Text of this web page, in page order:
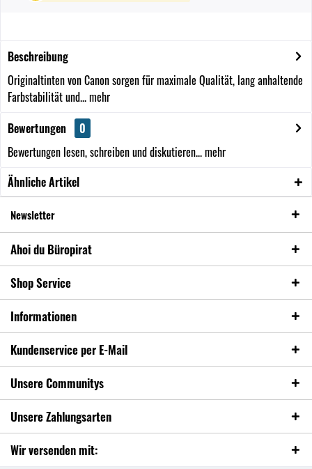
Beschreibung
Originaltinten von Canon sorgen für maximale Qualität, lang anhaltende
Farbstabilität und...mehr
Bewertungen
0
Bewertungen lesen, schreiben und diskutieren...mehr
Ähnliche Artikel
Newsletter
Ahoi du Büropirat
Shop Service
Informationen
Kundenservice per E-Mail
Unsere Communitys
Unsere Zahlungsarten
Wir versenden mit: